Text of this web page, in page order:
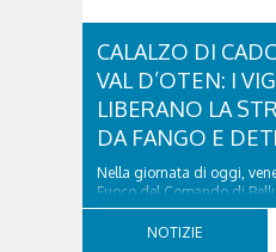
CALALZO DI
VAL D’OTEN: I
LIBERANO LA
DA FANGO E
Nella giornata di oggi,
Fuoco del Comando di
località Diassa, in Val
di Cadore, per liberare
NOTIZIE